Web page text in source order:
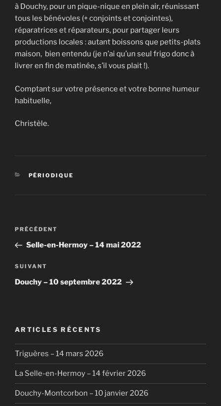
à Douchy, pour un pique-nique en plein air, réunissant
tous les bénévoles (+ conjoints et conjointes),
réparatrices et réparateurs, pour partager leurs
productions locales : autant boissons que petits-plats
maison, bien entendu (je n’ai qu’un seul frigo donc à
livrer en fin de matinée, s’il vous plait !).
Comptant sur votre présence et votre bonne humeur
habituelle,
Christèle.
CATÉGORIES
PÉRIODIQUE
Navigation
l’article
Article
précédent
PRÉCÉDENT
Selle-en-Hermoy – 14 mai 2022
Article
suivant
SUIVANT
Douchy – 10 septembre 2022
ARTICLES RÉCENTS
Triguères – 14 mars 2026
La Selle-en-Hermoy – 14 février 2026
Douchy-Montcorbon – 10 janvier 2026